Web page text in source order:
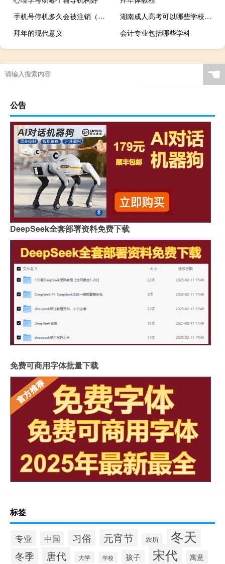
手机号停机多久会被注销（手机号测性格）
湖南成人高考可以哪些学校名单
拜年的现代意义
会计专业包括哪些学科
☚
公告
DeepSeek全套部署资料免费下载
免费可商用字体批量下载
标签
专业 中国 习俗 元宵节 农历 冬天
冬季 唐代 大学 学校 孩子 宋代 寓意